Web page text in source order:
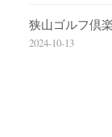
狭山ゴルフ倶
2024-10-13